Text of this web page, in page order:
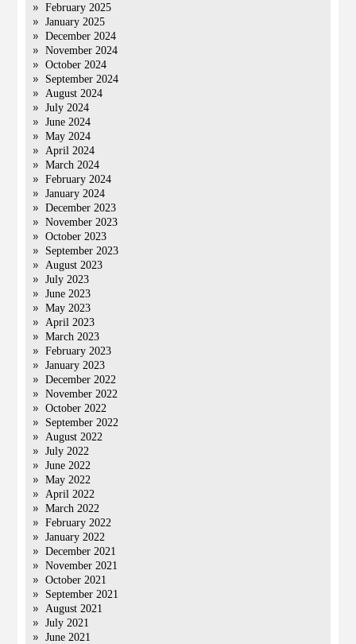
February 2025
January 2025
December 2024
November 2024
October 2024
September 2024
August 2024
July 2024
June 2024
May 2024
April 2024
March 2024
February 2024
January 2024
December 2023
November 2023
October 2023
September 2023
August 2023
July 2023
June 2023
May 2023
April 2023
March 2023
February 2023
January 2023
December 2022
November 2022
October 2022
September 2022
August 2022
July 2022
June 2022
May 2022
April 2022
March 2022
February 2022
January 2022
December 2021
November 2021
October 2021
September 2021
August 2021
July 2021
June 2021